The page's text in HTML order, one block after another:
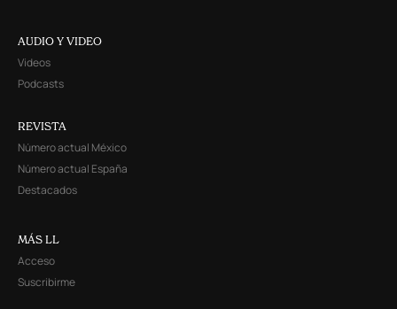
AUDIO Y VIDEO
Videos
Podcasts
REVISTA
Número actual México
Número actual España
Destacados
MÁS LL
Acceso
Suscribirme